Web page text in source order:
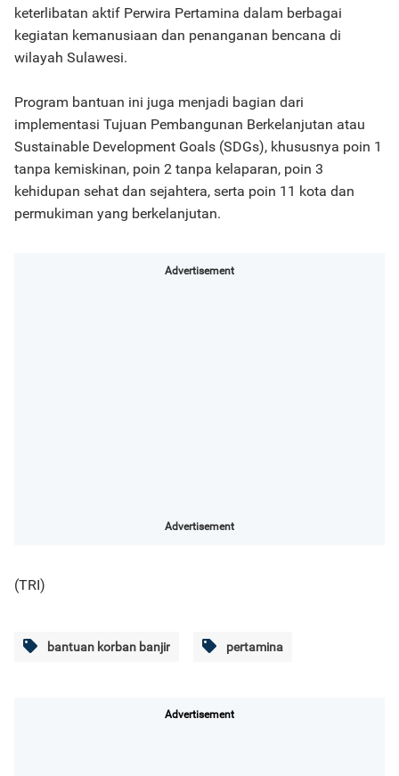
keterlibatan aktif Perwira Pertamina dalam berbagai
kegiatan kemanusiaan dan penanganan bencana di
wilayah Sulawesi.
Program bantuan ini juga menjadi bagian dari
implementasi Tujuan Pembangunan Berkelanjutan atau
Sustainable Development Goals (SDGs), khususnya poin 1
tanpa kemiskinan, poin 2 tanpa kelaparan, poin 3
kehidupan sehat dan sejahtera, serta poin 11 kota dan
permukiman yang berkelanjutan.
Advertisement
Advertisement
(TRI)
bantuan korban banjir pertamina
Advertisement